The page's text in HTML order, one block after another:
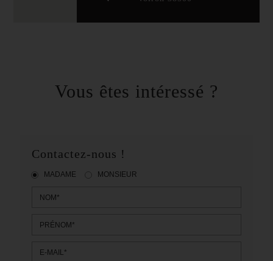
Vous êtes intéressé ?
Contactez-nous !
MADAME MONSIEUR
NOM*
PRÉNOM*
E-MAIL*